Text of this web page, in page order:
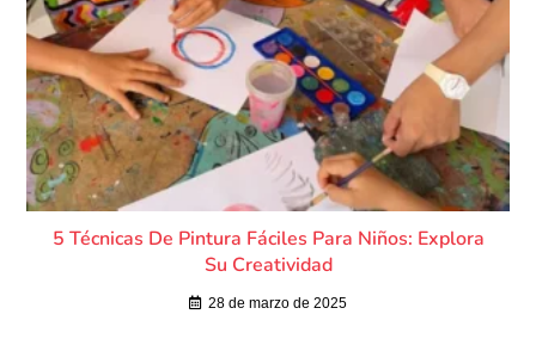
5 Técnicas De Pintura Fáciles Para Niños: Explora
Su Creatividad
28 de marzo de 2025